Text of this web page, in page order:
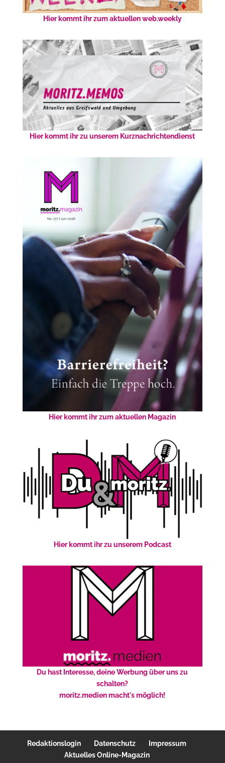
Hier kommt ihr zum aktuellen web.weekly
Hier kommt ihr zu unserem Kurznachrichtendienst
Hier kommt ihr zum aktuellen Magazin
Hier kommt ihr zu unserem Podcast
Du hast Interesse, deine Werbung über uns zu
schalten?
moritz.medien macht's möglich!
Redaktionslogin Datenschutz
Impressum
Aktuelles Online-Magazin